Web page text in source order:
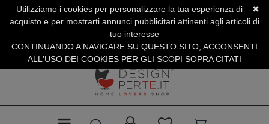
SERVIZIO CLIENTI +39.0773.470.562
SUMMER SALES | Fino al 31 Agosto
✖
Utilizziamo i cookies per personalizzare la tua esperienza di
acquisto e per mostrarti annunci pubblicitari attinenti agli articoli di
tuo interesse
CONTINUANDO A NAVIGARE SU QUESTO SITO, ACCONSENTI
ALL'USO DEI COOKIES PER GLI SCOPI SOPRA CITATI